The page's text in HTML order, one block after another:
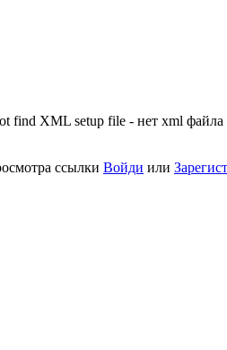
find XML setup file - нет xml
ссылки Войди или